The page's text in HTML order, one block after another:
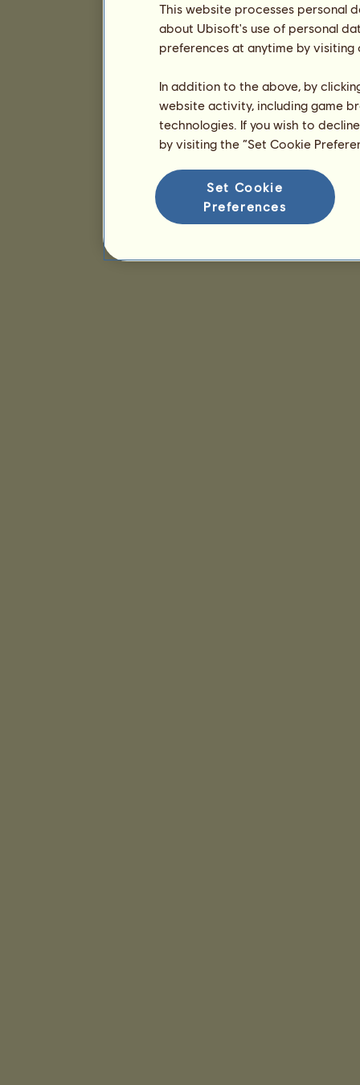
This website processes personal
about Ubisoft's use of personal
preferences at anytime by
In addition to the above, by
website activity, including game
technologies. If you wish to
by visiting the “Set Cookie
Set Cookie
Preferences